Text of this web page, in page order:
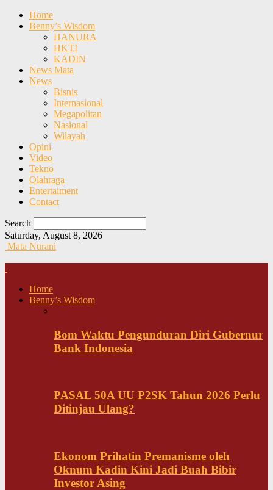
Home
Benny’s Wisdom
HANURA
HKTI
KADIN
News Mata
News
Bisnis
Internasional
Megapolitan
Nasional
Wilayah
Opini
Video
Tekno
Olahraga
Entertaiment
Contact
Search
Saturday, August 8, 2026
Mata Nurani
Home
Benny’s Wisdom
Bom Waktu Pengunduran Diri Gubernur
Bank Indonesia
PASAL 50A UU P2SK Tahun 2026 Perlu
Ditinjau Ulang?
Ekonom Prihatin Premanisme oleh
Oknum Kadin Kini Jadi Buah Bibir
Investor Asing